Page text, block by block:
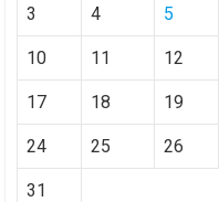
3 4 5
10 11 12
17 18 19
24 25 26
31